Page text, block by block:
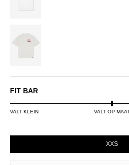
WHITE/PINK
FIT BAR
VALT KLEIN VALT OP
XXS